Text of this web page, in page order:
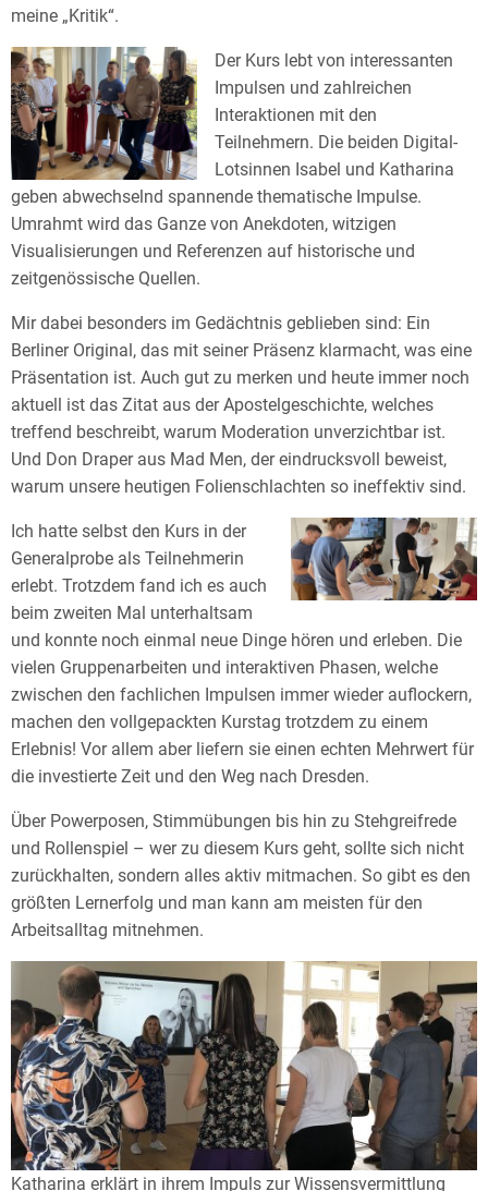
meine „Kritik“.
Der Kurs lebt von interessanten
Impulsen und zahlreichen
Interaktionen mit den
Teilnehmern. Die beiden Digital-
Lotsinnen Isabel und Katharina
geben abwechselnd spannende thematische Impulse.
Umrahmt wird das Ganze von Anekdoten, witzigen
Visualisierungen und Referenzen auf historische und
zeitgenössische Quellen.
Mir dabei besonders im Gedächtnis geblieben sind: Ein
Berliner Original, das mit seiner Präsenz klarmacht, was eine
Präsentation ist. Auch gut zu merken und heute immer noch
aktuell ist das Zitat aus der Apostelgeschichte, welches
treffend beschreibt, warum Moderation unverzichtbar ist.
Und Don Draper aus Mad Men, der eindrucksvoll beweist,
warum unsere heutigen Folienschlachten so ineffektiv sind.
Ich hatte selbst den Kurs in der
Generalprobe als Teilnehmerin
erlebt. Trotzdem fand ich es auch
beim zweiten Mal unterhaltsam
und konnte noch einmal neue Dinge hören und erleben. Die
vielen Gruppenarbeiten und interaktiven Phasen, welche
zwischen den fachlichen Impulsen immer wieder auflockern,
machen den vollgepackten Kurstag trotzdem zu einem
Erlebnis! Vor allem aber liefern sie einen echten Mehrwert für
die investierte Zeit und den Weg nach Dresden.
Über Powerposen, Stimmübungen bis hin zu Stehgreifrede
und Rollenspiel – wer zu diesem Kurs geht, sollte sich nicht
zurückhalten, sondern alles aktiv mitmachen. So gibt es den
größten Lernerfolg und man kann am meisten für den
Arbeitsalltag mitnehmen.
Katharina erklärt in ihrem Impuls zur Wissensvermittlung